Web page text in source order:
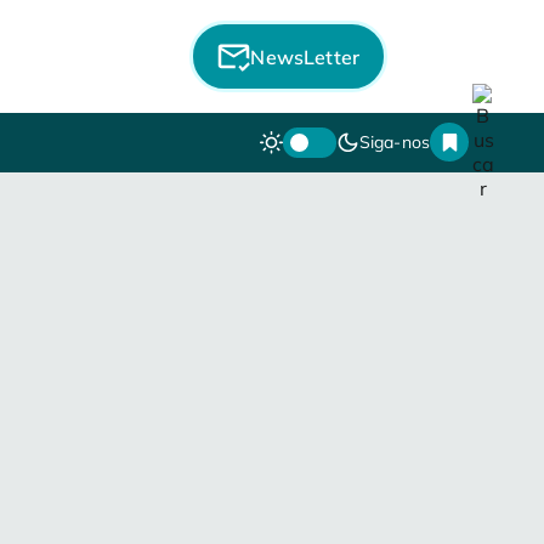
NewsLetter
Siga-nos